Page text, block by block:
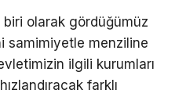
olarak gördüğümüz
samimiyetle menziline
ilgili kurumları
farklı